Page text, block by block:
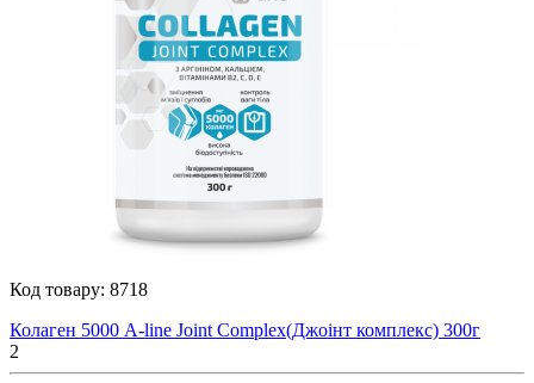
Код товару: 8718
Колаген 5000 A-line Joint Complex(Джоінт комплекс) 300г
2